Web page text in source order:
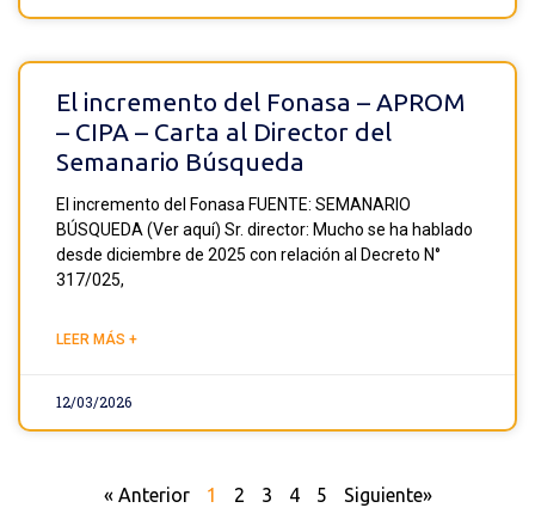
El incremento del Fonasa – APROM
– CIPA – Carta al Director del
Semanario Búsqueda
El incremento del Fonasa FUENTE: SEMANARIO
BÚSQUEDA (Ver aquí) Sr. director: Mucho se ha hablado
desde diciembre de 2025 con relación al Decreto N°
317/025,
LEER MÁS +
12/03/2026
« Anterior 1 2 3 4 5 Siguiente»